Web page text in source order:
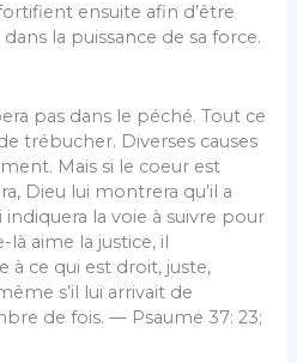
ensuite afin d’être
la puissance de sa force.
pas dans le péché. Tout ce
trébucher. Diverses causes
Mais si le coeur est
Dieu lui montrera qu’il a
la voie à suivre pour
aime la justice, il
à ce qui est droit, juste,
s’il lui arrivait de
de fois. — Psaume 37: 23;